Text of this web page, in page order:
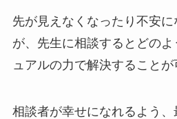
先が見えなくなったり不安
が、先生に相談するとどの
ュアルの力で解決することが
相談者が幸せになれるよう